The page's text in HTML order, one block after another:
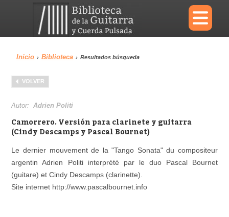
×
Menu
Biblioteca
Reproductor
Inicio › Biblioteca › Resultados búsqueda
VOLVER
Autor:Adrien Politi
Camorrero. Versión para clarinete y guitarra
(Cindy Descamps y Pascal Bournet)
Le dernier mouvement de la "Tango Sonata" du compositeur
argentin Adrien Politi interprété par le duo Pascal Bournet
(guitare) et Cindy Descamps (clarinette).
Site internet http://www.pascalbournet.info